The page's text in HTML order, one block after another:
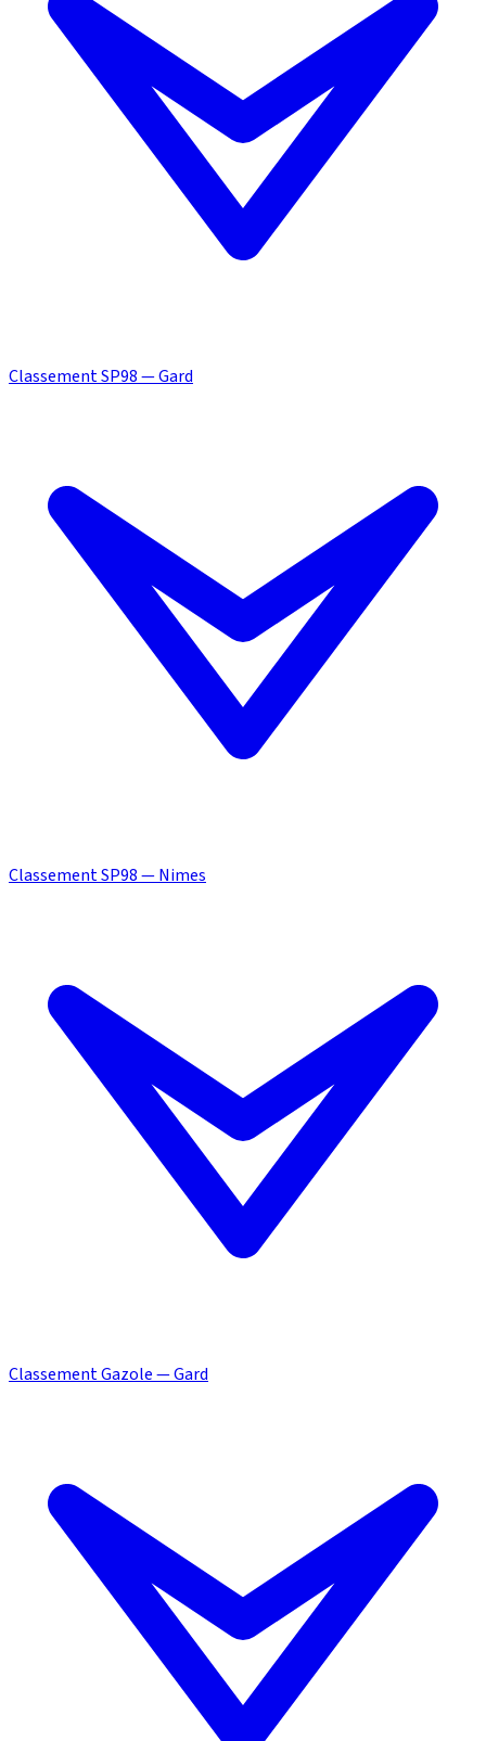
Classement SP98 — Gard
Classement SP98 — Nimes
Classement Gazole — Gard